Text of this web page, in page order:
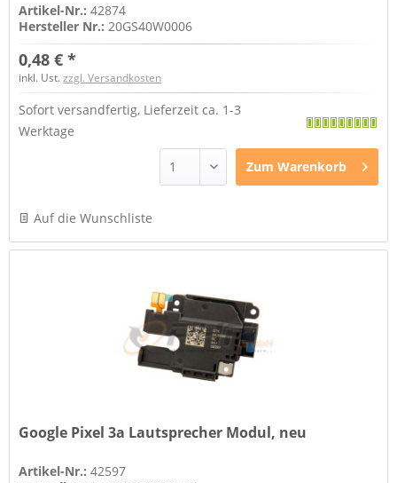
Artikel-Nr.:42874
Hersteller Nr.: 20GS40W0006
0,48 € *
inkl. Ust.zzgl. Versandkosten
Sofort versandfertig, Lieferzeit ca. 1-3
Werktage
Zum Warenkorb
Auf die Wunschliste
Google Pixel 3a Lautsprecher Modul, neu
Artikel-Nr.:42597